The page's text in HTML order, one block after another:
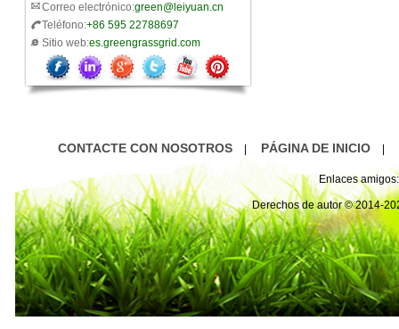
Correo electrónico:green@leiyuan.cn
Teléfono:+86 595 22788697
Sitio web:es.greengrassgrid.com
CONTACTE CON NOSOTROS PÁGINA DE INICIO
Enlaces amigos:
Derechos de autor © 2014-